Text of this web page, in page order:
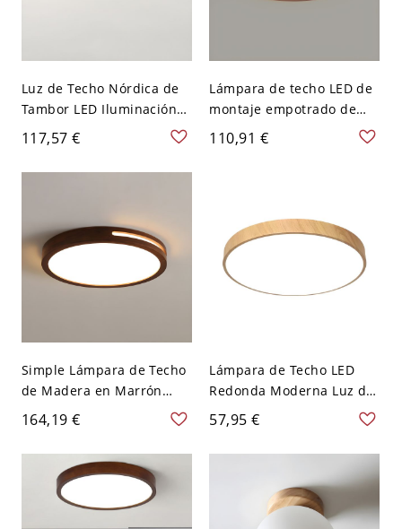
Luz de Techo Nórdica de
Tambor LED Iluminación
de Techo de Madera para
Habitación - Verde 110 A
120 V 30,48 cm
117,57 €
Lámpara de techo LED de
montaje empotrado de
madera marrón claro con
pantalla acrílica blanca -
110,91 €
Simple Lámpara de Techo
de Madera en Marrón
Oscuro Luminaria de
Techo LED para Salón -
Marrón oscuro 110 A 120
V 30,48 cm Redondo
164,19 €
Lámpara de Techo LED
Redonda Moderna Luz de
Techo de Madera en Beige
para Cuarto - Madera 110
A 120 V 30,48 cm
57,95 €